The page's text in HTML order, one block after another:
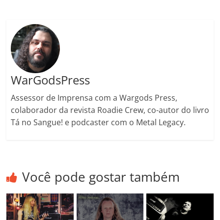
WarGodsPress
Assessor de Imprensa com a Wargods Press,
colaborador da revista Roadie Crew, co-autor do livro
Tá no Sangue! e podcaster com o Metal Legacy.
Você pode gostar também